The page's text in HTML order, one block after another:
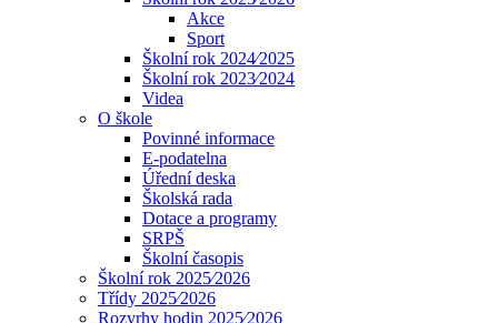
Akce
Sport
Školní rok 2024⁄2025
Školní rok 2023⁄2024
Videa
O škole
Povinné informace
E-podatelna
Úřední deska
Školská rada
Dotace a programy
SRPŠ
Školní časopis
Školní rok 2025⁄2026
Třídy 2025⁄2026
Rozvrhy hodin 2025⁄2026